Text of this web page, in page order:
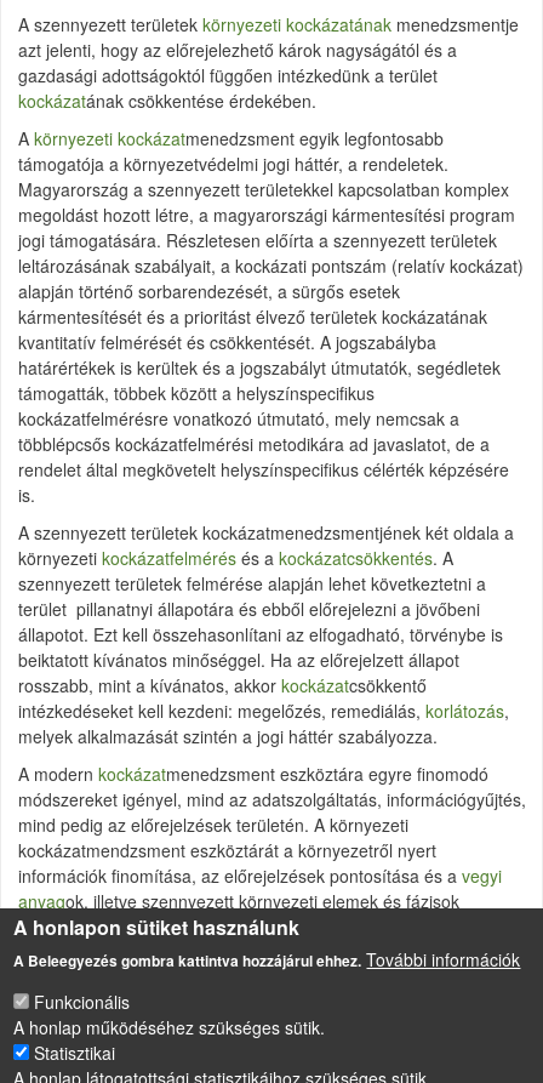
A szennyezett területek környezeti kockázatának menedzsmentje
azt jelenti, hogy az előrejelezhető károk nagyságától és a
gazdasági adottságoktól függően intézkedünk a terület
kockázatának csökkentése érdekében.
A környezeti kockázatmenedzsment egyik legfontosabb
támogatója a környezetvédelmi jogi háttér, a rendeletek.
Magyarország a szennyezett területekkel kapcsolatban komplex
megoldást hozott létre, a magyarországi kármentesítési program
jogi támogatására. Részletesen előírta a szennyezett területek
leltározásának szabályait, a kockázati pontszám (relatív kockázat)
alapján történő sorbarendezését, a sürgős esetek
kármentesítését és a prioritást élvező területek kockázatának
kvantitatív felmérését és csökkentését. A jogszabályba
határértékek is kerültek és a jogszabályt útmutatók, segédletek
támogatták, többek között a helyszínspecifikus
kockázatfelmérésre vonatkozó útmutató, mely nemcsak a
többlépcsős kockázatfelmérési metodikára ad javaslatot, de a
rendelet által megkövetelt helyszínspecifikus célérték képzésére
is.
A szennyezett területek kockázatmenedzsmentjének két oldala a
környezeti kockázatfelmérés és a kockázatcsökkentés. A
szennyezett területek felmérése alapján lehet következtetni a
terület pillanatnyi állapotára és ebből előrejelezni a jövőbeni
állapotot. Ezt kell összehasonlítani az elfogadható, törvénybe is
beiktatott kívánatos minőséggel. Ha az előrejelzett állapot
rosszabb, mint a kívánatos, akkor kockázatcsökkentő
intézkedéseket kell kezdeni: megelőzés, remediálás, korlátozás,
melyek alkalmazását szintén a jogi háttér szabályozza.
A modern kockázatmenedzsment eszköztára egyre finomodó
módszereket igényel, mind az adatszolgáltatás, információgyűjtés,
mind pedig az előrejelzések területén. A környezeti
kockázatmendzsment eszköztárát a környezetről nyert
információk finomítása, az előrejelzések pontosítása és a vegyi
anyagok, illetve szennyezett környezeti elemek és fázisok
helyszínspecifikushatásának mérése és interpretálása területén
kell javítani.
LÁBLÉC
Impresszum
A honlapon sütiket használunk
A Beleegyezés gombra kattintva hozzájárul ehhez. További információk
Funkcionális
A honlap működéséhez szükséges sütik.
Statisztikai
A honlap látogatottsági statisztikáihoz szükséges sütik.